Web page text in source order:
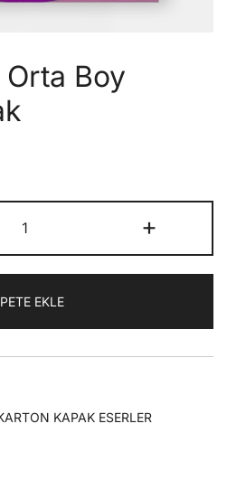
Boy
|
Orta
Karton
Kapak
adet
+
EKLE
KAPAK ESERLER